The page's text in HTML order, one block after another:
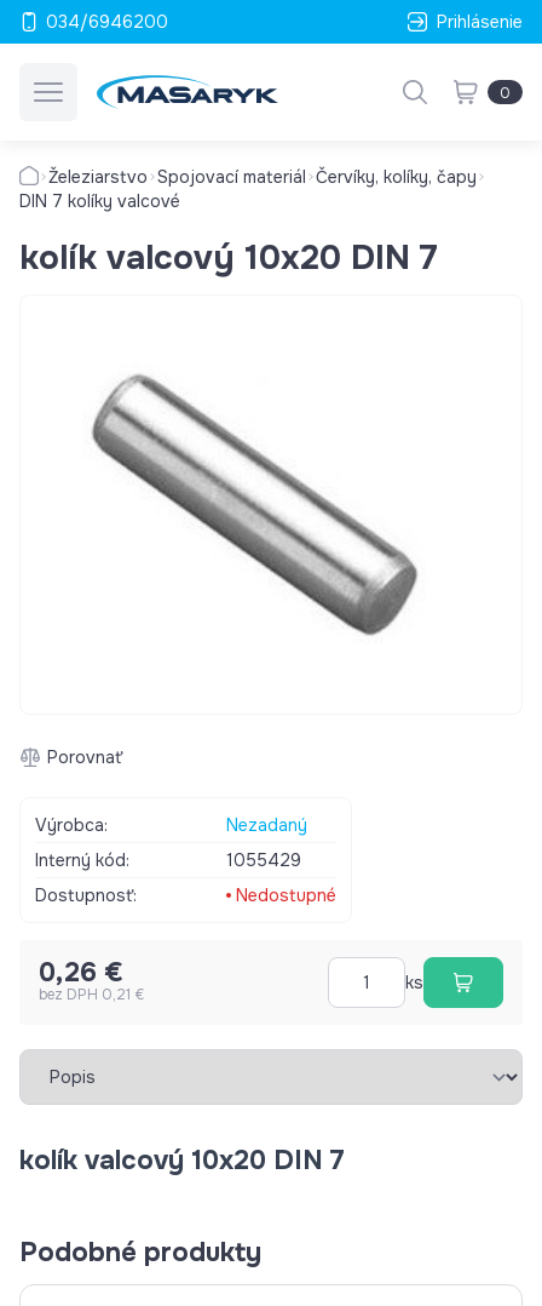
034/6946200 Prihlásenie
0
Železiarstvo Spojovací materiál Červíky, kolíky, čapy
DIN 7 kolíky valcové
kolík valcový 10x20 DIN 7
Porovnať
Výrobca:
Nezadaný
Interný kód:
1055429
Dostupnosť:
Nedostupné
0,26 €
bez DPH 0,21 €
ks
Vybrať záložku
kolík valcový 10x20 DIN 7
Podobné produkty